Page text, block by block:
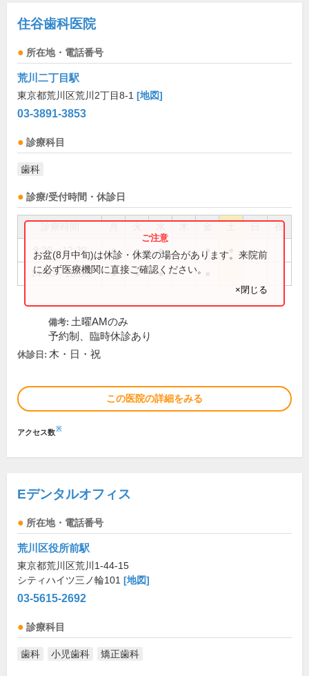
住谷歯科医院
所在地・電話番号
荒川二丁目駅
東京都荒川区荒川2丁目8-1 [地図]
03-3891-3853
診療科目
歯科
診療/受付時間・休診日
祝
9:30～12:30 ● ● ● ●
14:30～18:00 ● ● ●
お盆(8月中旬)は休診・休業の場合があります。来院前
に必ず医療機関に直接ご確認ください。
×閉じる
備考: 土曜AMのみ
予約制、臨時休診あり
休診日: 木・日・祝
この医院の詳細をみる
アクセス数※
Eデンタルオフィス
所在地・電話番号
荒川区役所前駅
東京都荒川区荒川1-44-15
シティハイツ三ノ輪101 [地図]
03-5615-2692
診療科目
歯科 小児歯科 矯正歯科